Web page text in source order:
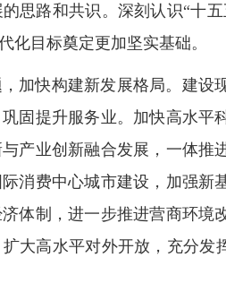
思路和共识。深刻认识“十
化目标奠定更加坚实基础。
加快构建新发展格局。建设
固提升服务业。加快高水平
产业创新融合发展，一体推
消费中心城市建设，加强新
体制，进一步推进营商环境
大高水平对外开放，充分发